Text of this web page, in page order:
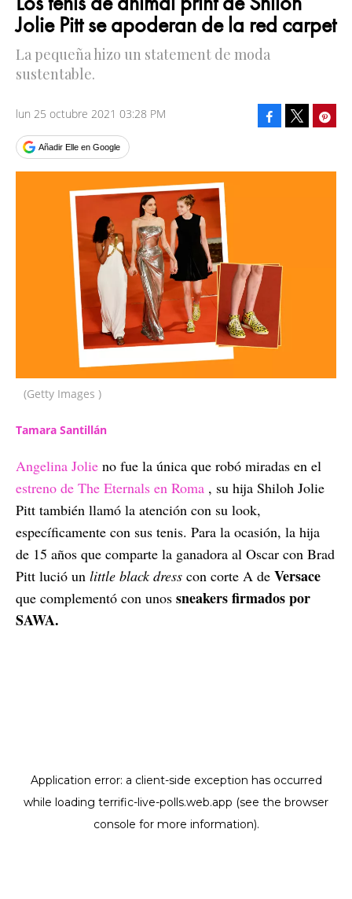
Jolie Pitt se apoderan de la red carpet
La pequeña hizo un statement de moda
sustentable.
lun 25 octubre 2021 03:28 PM
Añadir Elle en Google
Facebook
(Getty Images )
Tamara Santillán
Angelina Jolie no fue la única que robó miradas en el
estreno de The Eternals en Roma , su hija Shiloh Jolie
Pitt también llamó la atención con su look,
específicamente con sus tenis. Para la ocasión, la hija
de 15 años que comparte la ganadora al Oscar con Brad
Pitt lució un little black dress con corte A de Versace
que complementó con unos sneakers firmados por
SAWA.